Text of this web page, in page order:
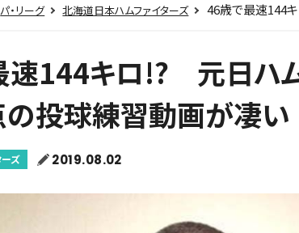
パ・リーグ 北海道日本ハムファイターズ 46歳で最速144キロ!?
144キロ!? 元日ハム
投球練習動画が凄い
ズ 2019.08.02